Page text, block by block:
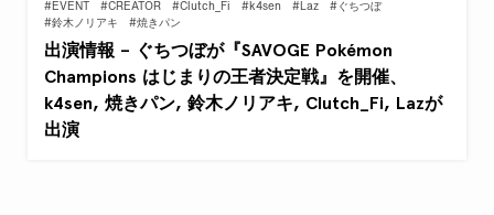
#EVENT #CREATOR #Clutch_Fi #k4sen #Laz
#ぐちつぼ
#鈴木ノリアキ
#焼きパン
出演情報 – ぐちつぼが『SAVOGE Pokémon
Champions はじまりの王者決定戦』を開催、
k4sen, 焼きパン, 鈴木ノリアキ, Clutch_Fi, Lazが
出演